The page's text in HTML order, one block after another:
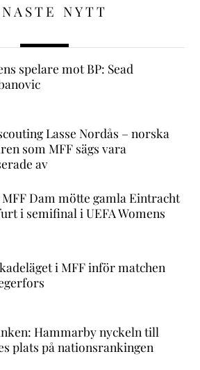
NYTT
spelare mot BP: Sead
Lasse Nordås – norska
som MFF sägs vara
av
MFF Dam mötte gamla Eintracht
i semifinal i UEFA Womens
i MFF inför matchen
Hammarby nyckeln till
plats på nationsrankingen